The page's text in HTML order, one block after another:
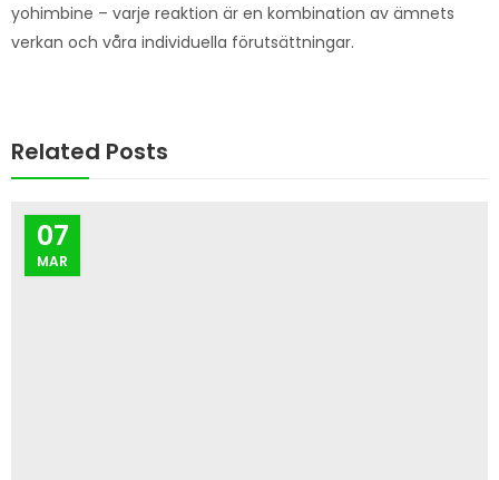
yohimbine – varje reaktion är en kombination av ämnets
verkan och våra individuella förutsättningar.
Related Posts
07
MAR